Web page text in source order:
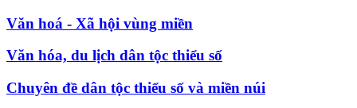
Văn hoá - Xã hội vùng miền
Văn hóa, du lịch dân tộc thiểu số
Chuyên đề dân tộc thiểu số và miền núi